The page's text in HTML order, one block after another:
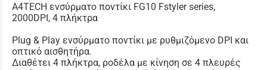
A4TECH ενσύρματο ποντίκι FG10 Fstyler series,
2000DPI, 4 πλήκτρα
Plug & Play ενσύρματο ποντίκι με ρυθμιζόμενο DPI και
οπτικό αισθητήρα.
Διαθέτει 4 πλήκτρα, ροδέλα με κίνηση σε 4 πλευρές